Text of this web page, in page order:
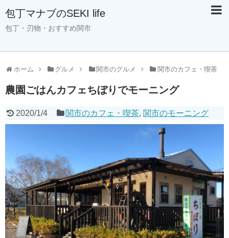
包丁マナブのSEKI life
包丁・刃物・おすすめ関市
ホーム グルメ 関市のグルメ 関市のカフェ・喫茶
農園ごはんカフェちぼりでモーニング
2020/1/4 関市のカフェ・喫茶, 関市のモーニング